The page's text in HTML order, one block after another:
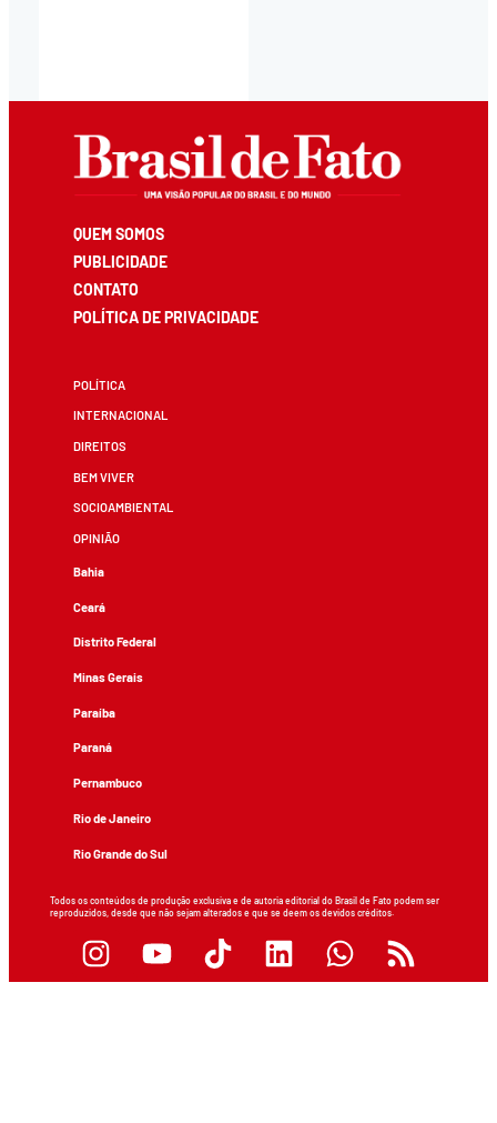
QUEM SOMOS
PUBLICIDADE
CONTATO
POLÍTICA DE PRIVACIDADE
POLÍTICA
INTERNACIONAL
DIREITOS
BEM VIVER
SOCIOAMBIENTAL
OPINIÃO
Bahia
Ceará
Distrito Federal
Minas Gerais
Paraíba
Paraná
Pernambuco
Rio de Janeiro
Rio Grande do Sul
Todos os conteúdos de produção exclusiva e de autoria editorial do Brasil de Fato podem ser
reproduzidos, desde que não sejam alterados e que se deem os devidos créditos.